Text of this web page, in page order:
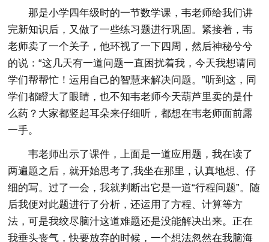
那是小学四年级时的一节数学课，韦老师给我们讲
完新知识后，又做了一些练习题进行巩固。紧接着，韦
老师卖了一个关子，他环视了一下四周，然后神秘兮兮
的说：“这几天有一道问题一直困扰着我，今天我想请同
学们帮帮忙！运用自己的智慧来解决问题。”听到这，同
学们都瞪大了眼睛，也不知韦老师今天葫芦里卖的是什
么药？大家都竖起耳朵来仔细听，都想在韦老师面前露
一手。
韦老师出示了课件，上面是一道应用题，我在读了
两遍题之后，就开始思考了,我坐在那里，认真地想、仔
细的写。过了一会，我就判断出它是一道“行程问题”。随
后我便对此题进行了分析，还运用了方程、计算等方
法，可是我绞尽脑汁这道难题还是没能解决出来。正在
我垂头丧气，快要放弃的时候，一个想法忽然在我脑海